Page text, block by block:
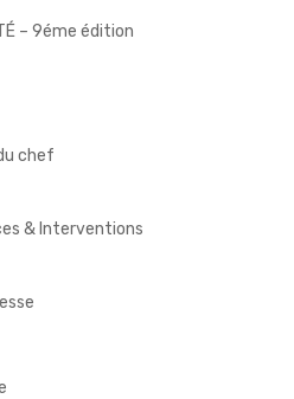
– 9éme édition
chef
& Interventions